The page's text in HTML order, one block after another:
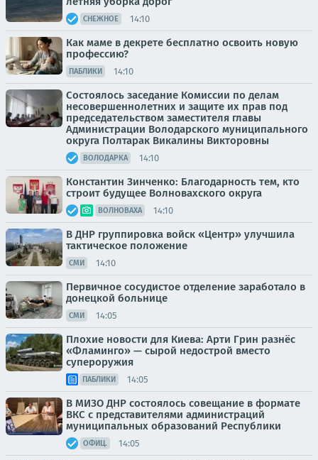
СНЕЖНОЕ 14:10
Как маме в декрете бесплатно освоить новую
профессию?
ПАБЛИКИ 14:10
Состоялось заседание Комиссии по делам
несовершеннолетних и защите их прав под
председательством заместителя главы
Администрации Володарского муниципального
округа Полтарак Викалины Викторовны
ВОЛОДАРКА 14:10
Константин Зинченко: Благодарность тем, кто
строит будущее Волновахского округа
ВОЛНОВАХА 14:10
В ДНР группировка войск «Центр» улучшила
тактическое положение
СМИ 14:10
Первичное сосудистое отделение заработало в
донецкой больнице
СМИ 14:05
Плохие новости для Киева: Арти Грин разнёс
«Фламинго» — сырой недострой вместо
супероружия
ПАБЛИКИ 14:05
В МИЗО ДНР состоялось совещание в формате
ВКС с представителями администраций
муниципальных образований Республики
ОФИЦ. 14:05